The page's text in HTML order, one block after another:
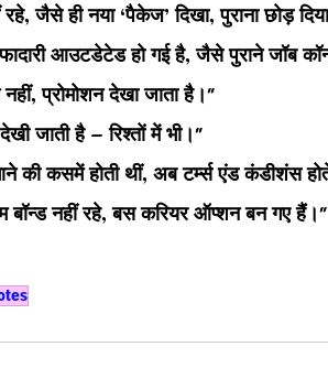
जैसे ही नया ‘पैकेज’ दिखा, पुराना छोड़
आउटडेटेड हो गई है, जैसे पुराने जॉब
प्रोमोशन देखा जाता है।"
जाती है – रिश्तों में भी।"
की कसमें होती थीं, अब टर्म्स एंड कंडीशंस
बॉन्ड नहीं रहे, बस करियर ऑप्शन बन गए हैं।"